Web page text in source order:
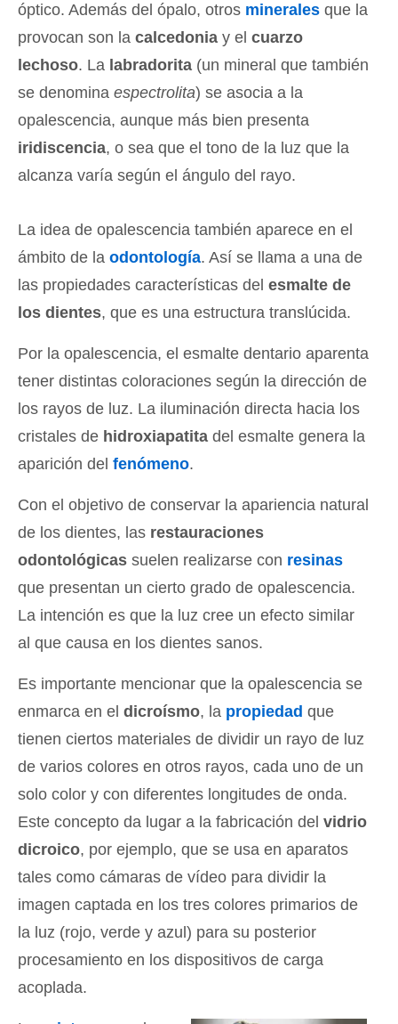
óptico. Además del ópalo, otros minerales que la
provocan son la calcedonia y el cuarzo
lechoso. La labradorita (un mineral que también
se denomina espectrolita) se asocia a la
opalescencia, aunque más bien presenta
iridiscencia, o sea que el tono de la luz que la
alcanza varía según el ángulo del rayo.
La idea de opalescencia también aparece en el
ámbito de la odontología. Así se llama a una de
las propiedades características del esmalte de
los dientes, que es una estructura translúcida.
Por la opalescencia, el esmalte dentario aparenta
tener distintas coloraciones según la dirección de
los rayos de luz. La iluminación directa hacia los
cristales de hidroxiapatita del esmalte genera la
aparición del fenómeno.
Con el objetivo de conservar la apariencia natural
de los dientes, las restauraciones
odontológicas suelen realizarse con resinas
que presentan un cierto grado de opalescencia.
La intención es que la luz cree un efecto similar
al que causa en los dientes sanos.
Es importante mencionar que la opalescencia se
enmarca en el dicroísmo, la propiedad que
tienen ciertos materiales de dividir un rayo de luz
de varios colores en otros rayos, cada uno de un
solo color y con diferentes longitudes de onda.
Este concepto da lugar a la fabricación del vidrio
dicroico, por ejemplo, que se usa en aparatos
tales como cámaras de vídeo para dividir la
imagen captada en los tres colores primarios de
la luz (rojo, verde y azul) para su posterior
procesamiento en los dispositivos de carga
acoplada.